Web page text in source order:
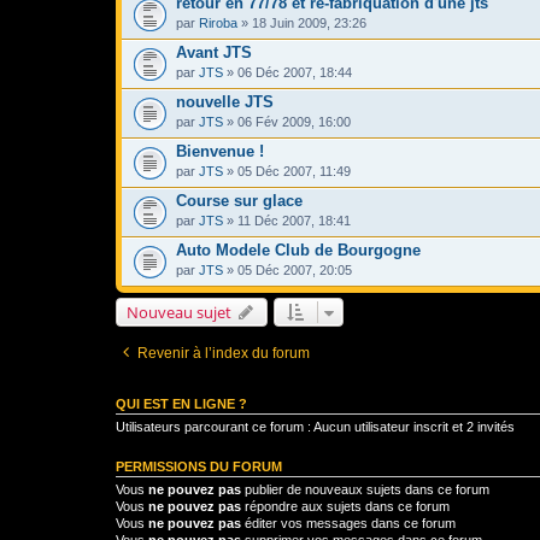
par Riroba » 18 Juin 2009, 23:26
Avant JTS
par JTS » 06 Déc 2007, 18:44
nouvelle JTS
par JTS » 06 Fév 2009, 16:00
Bienvenue !
par JTS » 05 Déc 2007, 11:49
Course sur glace
par JTS » 11 Déc 2007, 18:41
Auto Modele Club de Bourgogne
par JTS » 05 Déc 2007, 20:05
Nouveau sujet
Revenir à l’index du forum
QUI EST EN LIGNE ?
Utilisateurs parcourant ce forum : Aucun utilisateur inscrit et 2 invités
PERMISSIONS DU FORUM
Vous ne pouvez pas publier de nouveaux sujets dans ce forum
Vous ne pouvez pas répondre aux sujets dans ce forum
Vous ne pouvez pas éditer vos messages dans ce forum